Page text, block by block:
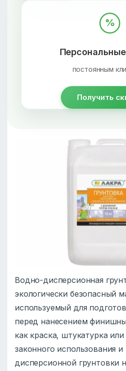
%
постоянным
Получить
Водно-дисперсионная
экологически безопасный
используемый для
перед нанесением
как краска, штукатурка
законного использования
дисперсионной грунтовки